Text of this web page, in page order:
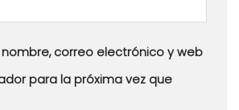
correo electrónico y web
para la próxima vez que